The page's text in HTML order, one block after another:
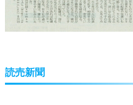
読売新聞